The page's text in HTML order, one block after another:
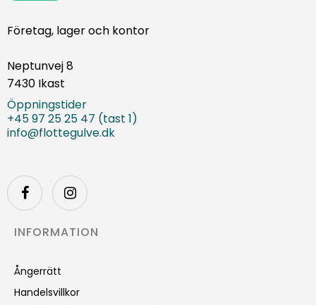
Företag, lager och kontor
Neptunvej 8
7430 Ikast
Öppningstider
+45 97 25 25 47 (tast 1)
info@flottegulve.dk
INFORMATION
Ångerrätt
Handelsvillkor